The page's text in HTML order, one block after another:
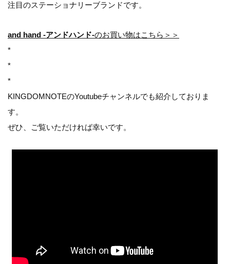
注目のステーショナリーブランドです。
and hand -アンドハンド-のお買い物はこちら＞＞
*
*
*
KINGDOMNOTEのYoutubeチャンネルでも紹介しておりま
す。
ぜひ、ご覧いただければ幸いです。